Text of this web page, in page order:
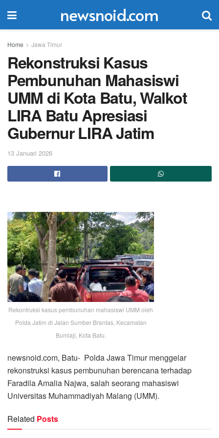
newsnoid.com
Home Jawa Timur
Rekonstruksi Kasus
Pembunuhan Mahasiswi
UMM di Kota Batu, Walkot
LIRA Batu Apresiasi
Gubernur LIRA Jatim
13 Januari 2026
Rekontruksi kasus pembunuhan mahasiswi UMM oleh
Polda Jatim di Jalan Sumber Brantas, Kecamatan
Bumiaji, Kota Batu.
newsnoid.com, Batu- Polda Jawa Timur menggelar
rekonstruksi kasus pembunuhan berencana terhadap
Faradila Amalia Najwa, salah seorang mahasiswi
Universitas Muhammadiyah Malang (UMM).
Related Posts